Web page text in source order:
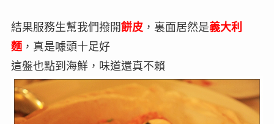
結果服務生幫我們撥開餅皮，裏面居然是義大利
麵，真是噱頭十足好
這盤也點到海鮮，味道還真不賴